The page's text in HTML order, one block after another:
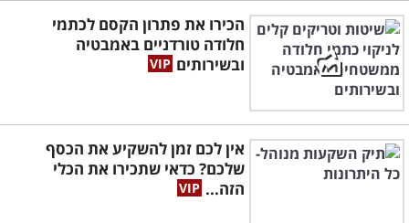
הכירו את פתרון הקסם לכתמי
חלודה טורדניים באמבטיה
ובשירותים
אין לכם זמן להשקיע את הכסף
שלכם? כדאי שתכירו את הכלי
הזה...